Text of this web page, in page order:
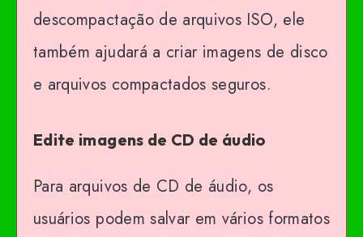
descompactação de arquivos ISO, ele
também ajudará a criar imagens de disco
e arquivos compactados seguros.
Edite imagens de CD de áudio
Para arquivos de CD de áudio, os
usuários podem salvar em vários formatos